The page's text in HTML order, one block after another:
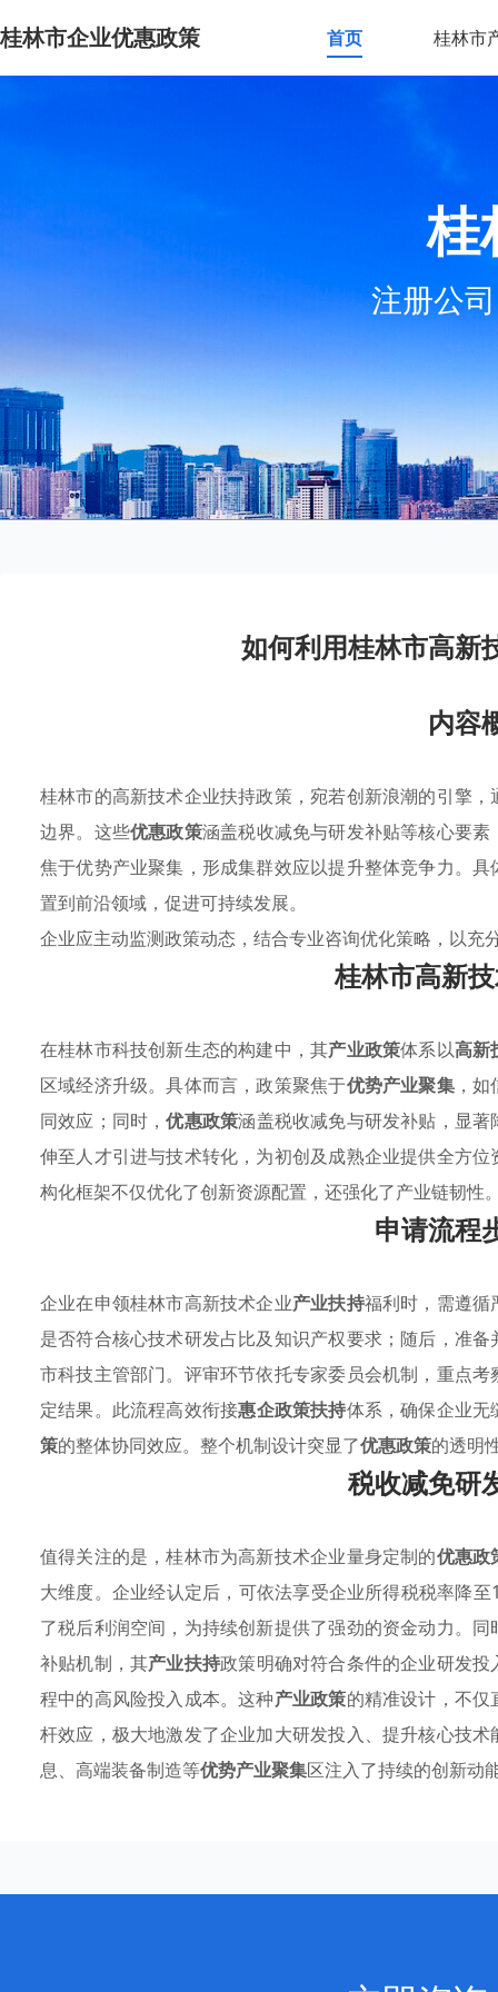
桂林市企业优惠政策 首页 桂林市
桂
注册公
如何利用桂林市高新
内容
桂林市的高新技术企业扶持政策，宛若创新浪潮的引擎，
边界。这些优惠政策涵盖税收减免与研发补贴等核心要
焦于优势产业聚集，形成集群效应以提升整体竞争力。
置到前沿领域，促进可持续发展。
企业应主动监测政策动态，结合专业咨询优化策略，以充
桂林市高新
在桂林市科技创新生态的构建中，其产业政策体系以高新
区域经济升级。具体而言，政策聚焦于优势产业聚集，如
同效应；同时，优惠政策涵盖税收减免与研发补贴，显
伸至人才引进与技术转化，为初创及成熟企业提供全方
构化框架不仅优化了创新资源配置，还强化了产业链韧性
申请流程
企业在申领桂林市高新技术企业产业扶持福利时，需遵循
是否符合核心技术研发占比及知识产权要求；随后，准
市科技主管部门。评审环节依托专家委员会机制，重点考
定结果。此流程高效衔接惠企政策扶持体系，确保企业无
策的整体协同效应。整个机制设计突显了优惠政策的透明
税收减免研
值得关注的是，桂林市为高新技术企业量身定制的优惠政
大维度。企业经认定后，可依法享受企业所得税税率降
了税后利润空间，为持续创新提供了强劲的资金动力。
补贴机制，其产业扶持政策明确对符合条件的企业研发
程中的高风险投入成本。这种产业政策的精准设计，不
杆效应，极大地激发了企业加大研发投入、提升核心技
息、高端装备制造等优势产业聚集区注入了持续的创新动